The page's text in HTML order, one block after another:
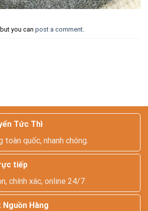
you can post a comment
Tức Thì
toàn quốc, nhanh chóng.
tiếp
chính xác, online 24/7
Nguồn Hàng